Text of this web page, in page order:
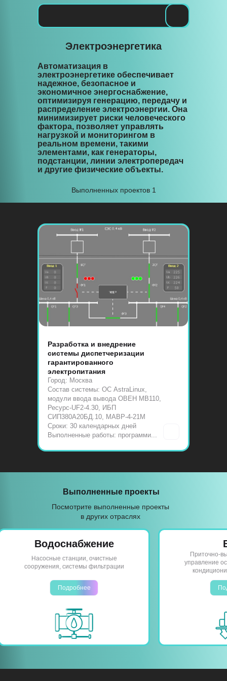
Связаться
Блог
Готовые
Реализованные
проекты
Главная
Услуги
Реализованные проекты
Блог
Готовые решения
Связаться
Электроэнергетика
Автоматизация в
электроэнергетике обеспечивает
надежное, безопасное и
экономичное энергоснабжение,
оптимизируя генерацию, передачу и
распределение электроэнергии. Она
минимизирует риски человеческого
фактора, позволяет управлять
нагрузкой и мониторингом в
реальном времени, такими
элементами, как генераторы,
подстанции, линии электропередач
и другие физические объекты.
Выполненных проектов 1
Разработка и внедрение
системы диспетчеризации
гарантированного
электропитания
Город: Москва
Состав системы: ОС AstraLinux,
модули ввода вывода ОВЕН МВ110,
Ресурс-UF2-4.30, ИБП
СИП380А20БД.10, МАВР-4-21М
Сроки: 30 календарных дней
Выполненные работы: программи...
Посмотрите выполненные проекты
в других отраслях
Выполненные проекты
Водоснабжение
Насосные станции, очистные
сооружения, системы фильтрации
Подробнее
Приточно-
управление